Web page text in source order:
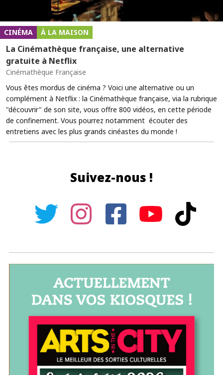
CINÉMA À LA MAISON
La Cinémathèque française, une alternative
gratuite à Netflix
Cinémathèque Française
Vous êtes mordus de cinéma ? Voici une alternative ou un
complément à Netflix : la Cinémathèque française, via la rubrique
"découvrir" de son site, vous offre 800 vidéos, en cette période
de confinement. Vous pourrez notamment écouter des
entretiens avec les plus grands cinéastes du monde !
Suivez-nous !